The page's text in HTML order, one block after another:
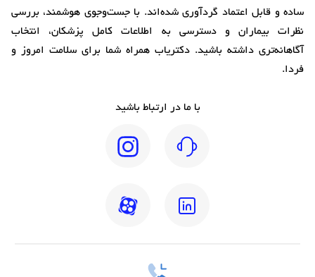
ساده و قابل اعتماد گردآوری شده‌اند. با جست‌وجوی هوشمند، بررسی
نظرات بیماران و دسترسی به اطلاعات کامل پزشکان، انتخاب
آگاهانه‌تری داشته باشید. دکتریاب همراه شما برای سلامت امروز و
فردا.
با ما در ارتباط باشید